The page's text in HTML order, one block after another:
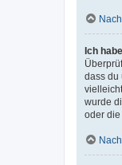
Ich
dass du
wurde
oder die